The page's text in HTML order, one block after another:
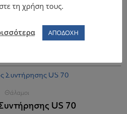
Θάλαμοι
US 70
τη χρήση τους.
ΑΠΟΔΟΧΗ